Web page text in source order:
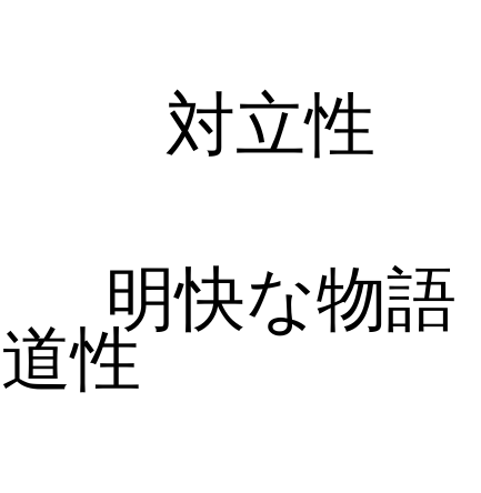
対立性
明快な物語
性